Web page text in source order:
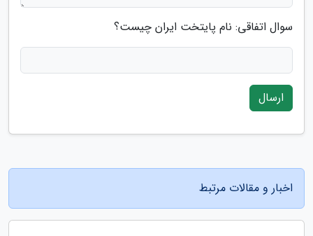
سوال اتفاقی: نام پایتخت ایران چیست؟
ارسال
اخبار و مقالات مرتبط